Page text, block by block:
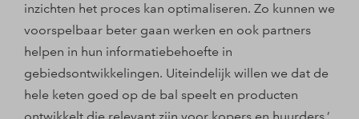
inzichten het proces kan optimaliseren. Zo kunnen we
voorspelbaar beter gaan werken en ook partners
helpen in hun informatiebehoefte in
gebiedsontwikkelingen. Uiteindelijk willen we dat de
hele keten goed op de bal speelt en producten